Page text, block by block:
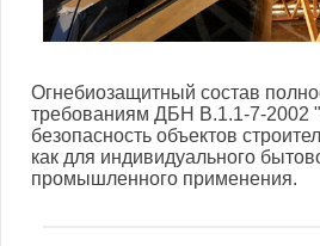
Огнебиозащитный состав
требованиям ДБН В.1.1-7-2002
безопасность объектов
как для индивидуального
промышленного применения.